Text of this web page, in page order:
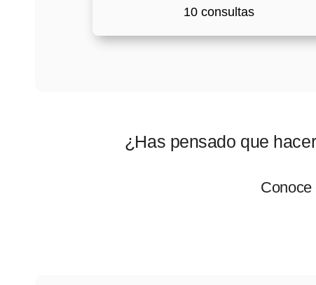
10 consultas
¿Has pensado que